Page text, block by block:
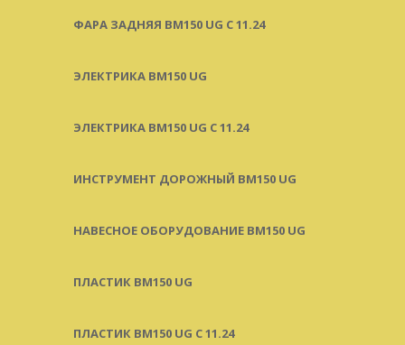
ФАРА ЗАДНЯЯ BM150 UG С 11.24
ЭЛЕКТРИКА BM150 UG
ЭЛЕКТРИКА BM150 UG C 11.24
ИНСТРУМЕНТ ДОРОЖНЫЙ BM150 UG
НАВЕСНОЕ ОБОРУДОВАНИЕ BM150 UG
ПЛАСТИК BM150 UG
ПЛАСТИК BM150 UG C 11.24